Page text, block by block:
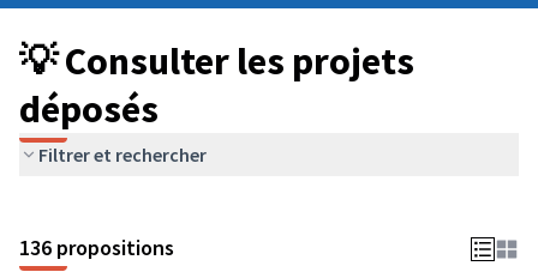
💡 Consulter les projets
déposés
Filtrer et rechercher
136 propositions